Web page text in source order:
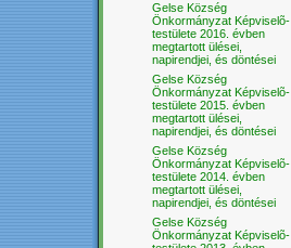
Gelse Község
Önkormányzat Képviselõ-
testülete 2016. évben
megtartott ülései,
napirendjei, és döntései
Gelse Község
Önkormányzat Képviselõ-
testülete 2015. évben
megtartott ülései,
napirendjei, és döntései
Gelse Község
Önkormányzat Képviselõ-
testülete 2014. évben
megtartott ülései,
napirendjei, és döntései
Gelse Község
Önkormányzat Képviselõ-